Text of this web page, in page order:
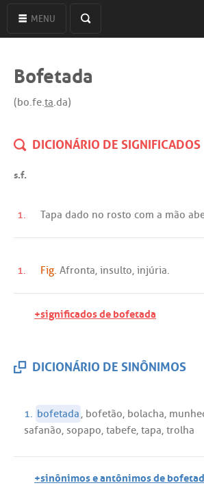
MENU
Bofetada
(bo.fe.ta.da)
DICIONÁRIO DE SIGNIFICADOS
s.f.
1. Tapa dado no rosto com a mão
1. Fig. Afronta, insulto, injúria.
+significados de bofetada
DICIONÁRIO DE SINÔNIMOS
1. bofetada, bofetão, bolacha,
safanão, sopapo, tabefe, tapa, trolha
+sinônimos e antônimos de